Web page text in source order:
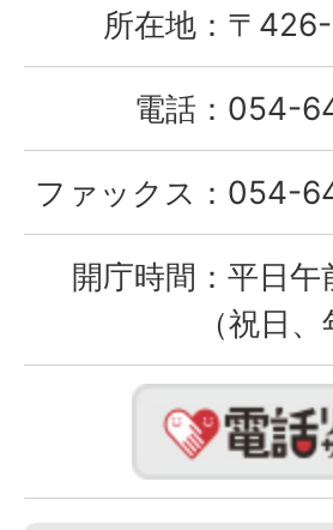
所在地： 〒
電話： 054-
ファックス： 054-
開庁時間： 平日午
（祝日